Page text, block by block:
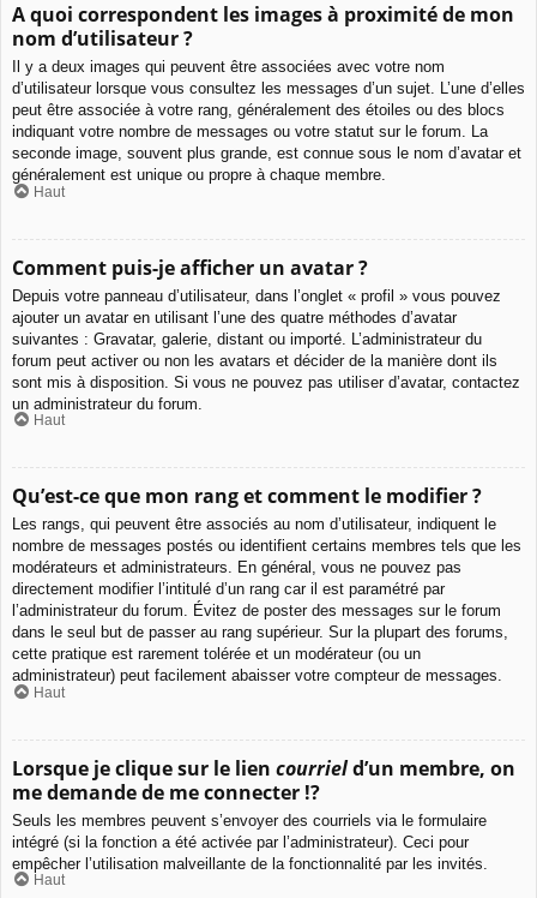
A quoi correspondent les images à proximité de mon
nom d’utilisateur ?
Il y a deux images qui peuvent être associées avec votre nom
d’utilisateur lorsque vous consultez les messages d’un sujet. L’une d’elles
peut être associée à votre rang, généralement des étoiles ou des blocs
indiquant votre nombre de messages ou votre statut sur le forum. La
seconde image, souvent plus grande, est connue sous le nom d’avatar et
généralement est unique ou propre à chaque membre.
Haut
Comment puis-je afficher un avatar ?
Depuis votre panneau d’utilisateur, dans l’onglet « profil » vous pouvez
ajouter un avatar en utilisant l’une des quatre méthodes d’avatar
suivantes : Gravatar, galerie, distant ou importé. L’administrateur du
forum peut activer ou non les avatars et décider de la manière dont ils
sont mis à disposition. Si vous ne pouvez pas utiliser d’avatar, contactez
un administrateur du forum.
Haut
Qu’est-ce que mon rang et comment le modifier ?
Les rangs, qui peuvent être associés au nom d’utilisateur, indiquent le
nombre de messages postés ou identifient certains membres tels que les
modérateurs et administrateurs. En général, vous ne pouvez pas
directement modifier l’intitulé d’un rang car il est paramétré par
l’administrateur du forum. Évitez de poster des messages sur le forum
dans le seul but de passer au rang supérieur. Sur la plupart des forums,
cette pratique est rarement tolérée et un modérateur (ou un
administrateur) peut facilement abaisser votre compteur de messages.
Haut
Lorsque je clique sur le lien courrield’un membre, on
me demande de me connecter !?
Seuls les membres peuvent s’envoyer des courriels via le formulaire
intégré (si la fonction a été activée par l’administrateur). Ceci pour
empêcher l’utilisation malveillante de la fonctionnalité par les invités.
Haut